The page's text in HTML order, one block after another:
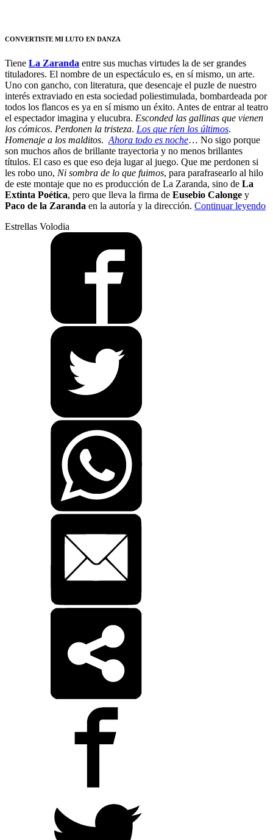
CONVERTISTE MI LUTO EN DANZA
Tiene La Zaranda entre sus muchas virtudes la de ser grandes
tituladores. El nombre de un espectáculo es, en sí mismo, un arte.
Uno con gancho, con literatura, que desencaje el puzle de nuestro
interés extraviado en esta sociedad poliestimulada, bombardeada por
todos los flancos es ya en sí mismo un éxito. Antes de entrar al teatro
el espectador imagina y elucubra. Esconded las gallinas que vienen
los cómicos. Perdonen la tristeza. Los que ríen los últimos.
Homenaje a los malditos. Ahora todo es noche… No sigo porque
son muchos años de brillante trayectoria y no menos brillantes
títulos. El caso es que eso deja lugar al juego. Que me perdonen si
les robo uno, Ni sombra de lo que fuimos, para parafrasearlo al hilo
de este montaje que no es producción de La Zaranda, sino de La
Extinta Poética, pero que lleva la firma de Eusebio Calonge y
Paco de la Zaranda en la autoría y la dirección. Continuar leyendo
Estrellas Volodia